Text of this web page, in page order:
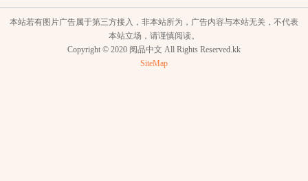
本站若有图片广告属于第三方接入，非本站所为，广告内容与本站无关，不代表
本站立场，请谨慎阅读。
Copyright © 2020 阅品中文 All Rights Reserved.kk
SiteMap